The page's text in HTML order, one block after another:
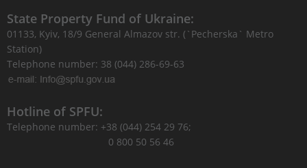
State Property Fund of Ukraine:
01133, Kyiv, 18/9 General Almazov str. (`Pecherska` Metro
Station)
Telephone number: 38 (044) 286-69-63
Hotline of SPFU:
Telephone number: +38 (044) 254 29 76;
0 800 50 56 46